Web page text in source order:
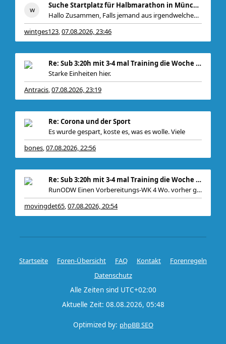
Suche Startplatz für Halbmarathon in München am 11
Hallo Zusammen, Falls jemand aus irgendwelchen Gr
wintges123,07.08.2026, 23:46
Re: Sub 3:20h mit 3-4 mal Training die Woche machb
Starke Einheiten hier.
Bei mir gabs ein
Antracis,07.08.2026, 23:19
Re: Corona und der Sport
Es wurde gespart, koste es, was es wolle. Viele
bones,07.08.2026, 22:56
Re: Sub 3:20h mit 3-4 mal Training die Woche machb
RunODW Einen Vorbereitungs-WK 4 Wo. vorher gibt es
movingdet65,07.08.2026, 20:54
Startseite Foren-Übersicht FAQ Kontakt
Forenregeln
Datenschutz
Alle Zeiten sind UTC+02:00
Aktuelle Zeit: 08.08.2026, 05:48
Optimized by: phpBB SEO